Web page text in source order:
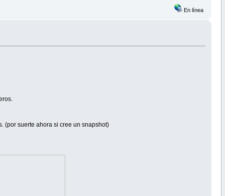
En línea
(por suerte ahora si cree un snapshot)